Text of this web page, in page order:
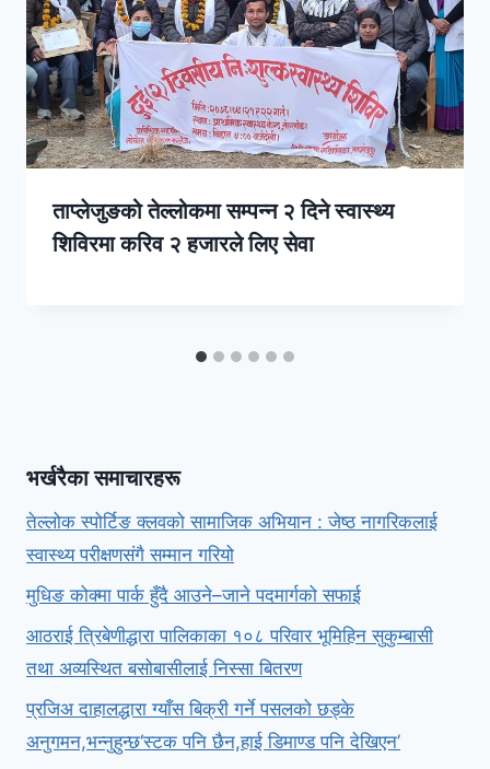
ताप्लेजुङको तेल्लोकमा सम्पन्न २ दिने स्वास्थ्य
शिविरमा करिव २ हजारले लिए सेवा
भर्खरैका समाचारहरू
तेल्लोक स्पोर्टिङ क्लवको सामाजिक अभियान : जेष्ठ नागरिकलाई
स्वास्थ्य परीक्षणसंगै सम्मान गरियो
मुधिङ कोक्मा पार्क हुँदै आउने–जाने पदमार्गको सफाई
आठराई त्रिबेणीद्धारा पालिकाका १०८ परिवार भूमिहिन सुकुम्बासी
तथा अव्यस्थित बसोबासीलाई निस्सा बितरण
प्रजिअ दाहालद्धारा ग्याँस बिक्री गर्ने पसलको छड्के
अनुगमन,भन्नुहुन्छ‘स्टक पनि छैन,हाई डिमाण्ड पनि देखिएन’